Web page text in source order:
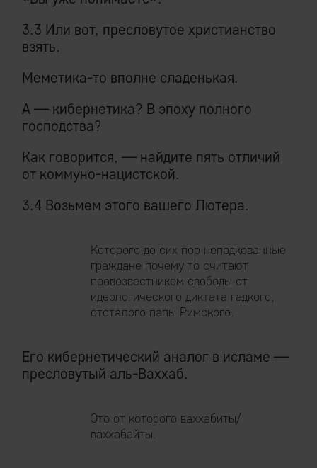
3.3 Или вот, пресловутое христианство
взять.
Меметика-то вполне сладенькая.
А — кибернетика? В эпоху полного
господства?
Как говорится, — найдите пять отличий
от коммуно-нацистской.
3.4 Возьмем этого вашего Лютера.
Которого до сих пор неподкованные
граждане почему то считают
провозвестником свободы от
идеологического диктата гадкого,
отсталого папы Римского.
Его кибернетический аналог в исламе —
пресловутый аль-Ваххаб.
Это от которого ваххабиты/
ваххабайты.